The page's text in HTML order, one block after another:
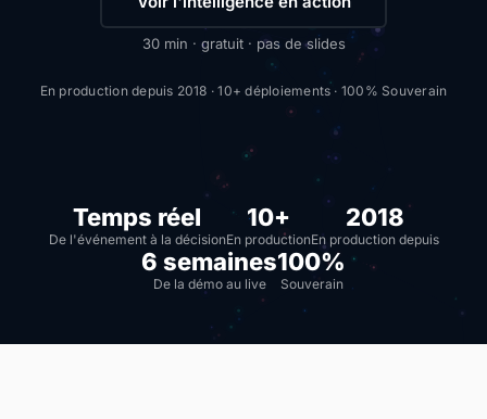
30 min · gratuit · pas de slides
En production depuis 2018 · 10+ déploiements · 100% Souverain
Temps réel
De l'événement à la décision
10+
En production
2018
En production depuis
6 semaines
De la démo au live
100%
Souverain